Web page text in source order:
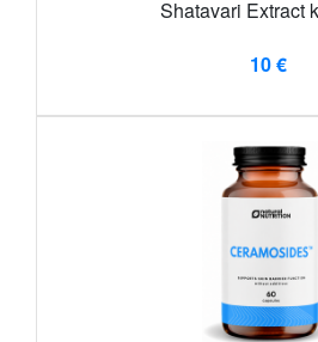
Shatavari Extract
10 €